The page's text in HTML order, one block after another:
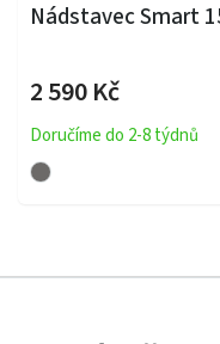
Nádstavec Smart
2 590 Kč
Doručíme do 2-8 týdnů